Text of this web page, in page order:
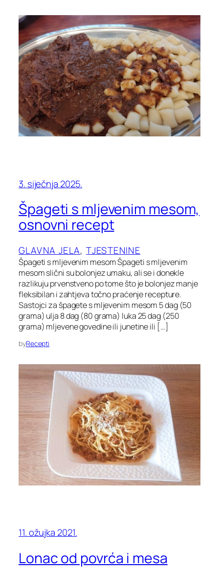
3. siječnja 2025.
Špageti s mljevenim mesom,
osnovni recept
GLAVNA JELA, TJESTENINE
Špageti s mljevenim mesom Špageti s mljevenim
mesom slični su bolonjez umaku, ali se i donekle
razlikuju prvenstveno po tome što je bolonjez manje
fleksibilan i zahtjeva točno praćenje recepture.
Sastojci za špagete s mljevenim mesom 5 dag (50
grama) ulja 8 dag (80 grama) luka 25 dag (250
grama) mljevene govedine ili junetine ili […]
byRecepti
11. ožujka 2021.
Lonac od povrća i mesa